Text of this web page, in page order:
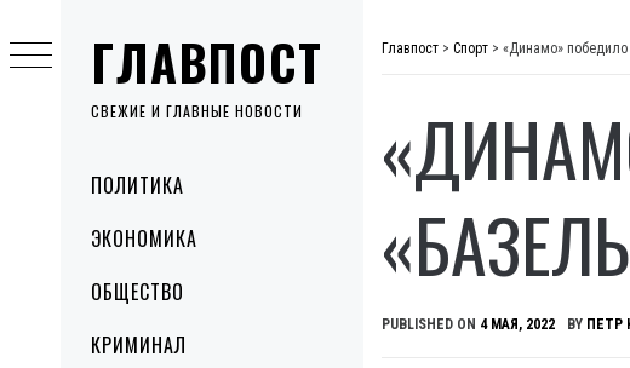
ГЛАВПОСТ
СВЕЖИЕ И ГЛАВНЫЕ НОВОСТИ
MenuПОЛИТИКА
ЭКОНОМИКА
ОБЩЕСТВО
КРИМИНАЛ
to
content
Главпост > Спорт > «Динамо» победило
PUBLISHED ON 4 МАЯ, 2022 BY ПЕТР